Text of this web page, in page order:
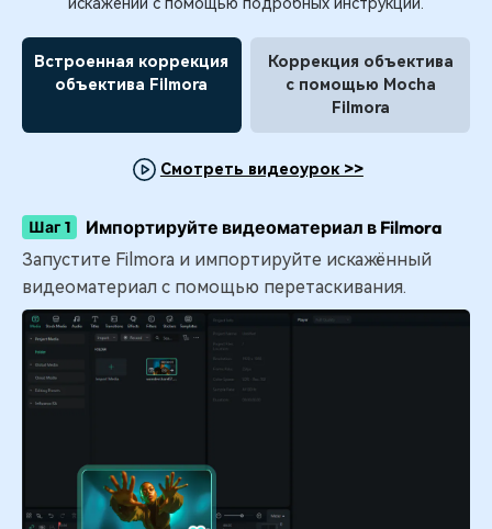
искажений с помощью подробных инструкций.
Встроенная коррекция
объектива Filmora
Коррекция объектива
с помощью Mocha
Filmora
Смотреть видеоурок >>
Шаг 1 Импортируйте видеоматериал в Filmora
Запустите Filmora и импортируйте искажённый
видеоматериал с помощью перетаскивания.